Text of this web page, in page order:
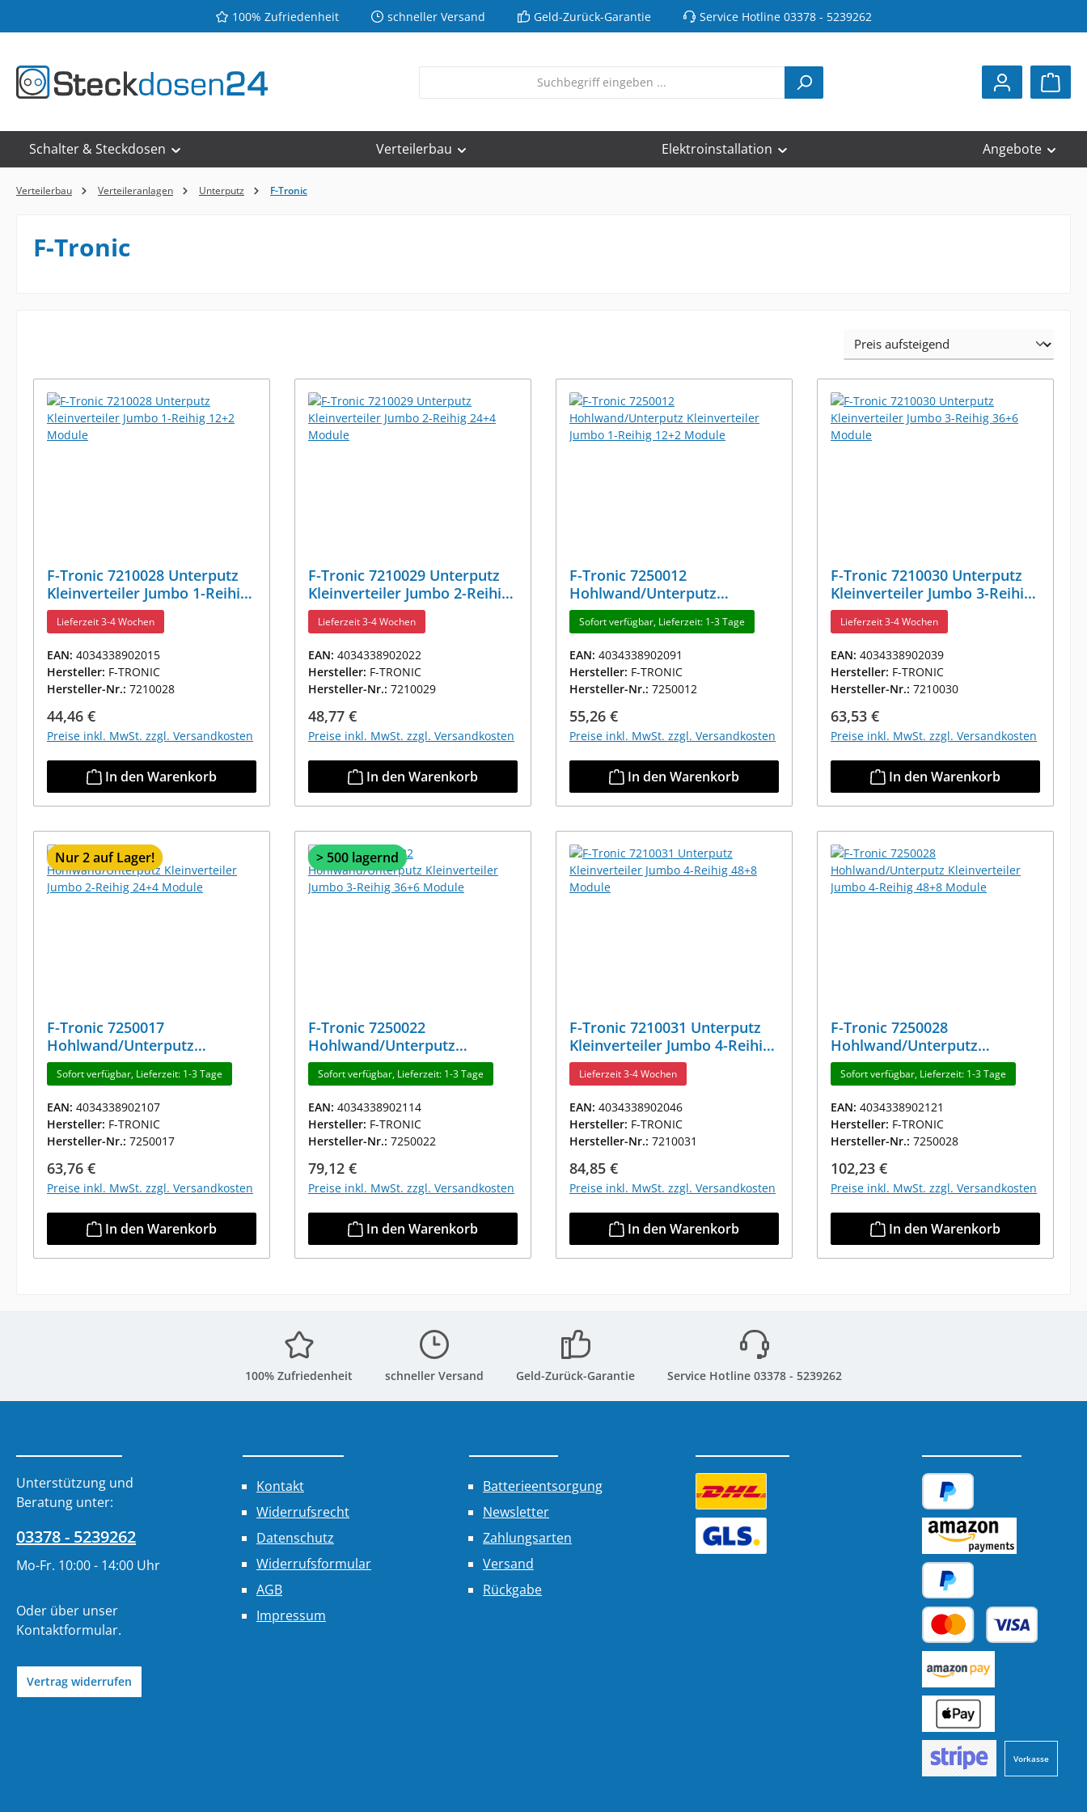
100% Zufriedenheit schneller Versand Geld-Zurück-Garantie Service Hotline 03378 - 5239262
Schalter & Steckdosen Verteilerbau Elektroinstallation Angebote
Verteilerbau Verteileranlagen Unterputz F-Tronic
F-Tronic
F-Tronic 7210028 Unterputz
Kleinverteiler Jumbo 1-Reihig
12+2 Module
Lieferzeit 3-4 Wochen
EAN: 4034338902015
Hersteller: F-TRONIC
Hersteller-Nr.: 7210028
Regulärer Preis:
44,46 €
Preise inkl. MwSt. zzgl. Versandkosten
In den Warenkorb
F-Tronic 7210029 Unterputz
Kleinverteiler Jumbo 2-Reihig
24+4 Module
Lieferzeit 3-4 Wochen
EAN: 4034338902022
Hersteller: F-TRONIC
Hersteller-Nr.: 7210029
Regulärer Preis:
48,77 €
Preise inkl. MwSt. zzgl. Versandkosten
In den Warenkorb
F-Tronic 7250012
Hohlwand/Unterputz
Kleinverteiler Jumbo 1-Reihig
12+2 Module
Sofort verfügbar, Lieferzeit: 1-3 Tage
EAN: 4034338902091
Hersteller: F-TRONIC
Hersteller-Nr.: 7250012
Regulärer Preis:
55,26 €
Preise inkl. MwSt. zzgl. Versandkosten
In den Warenkorb
F-Tronic 7210030 Unterputz
Kleinverteiler Jumbo 3-Reihig
36+6 Module
Lieferzeit 3-4 Wochen
EAN: 4034338902039
Hersteller: F-TRONIC
Hersteller-Nr.: 7210030
Regulärer Preis:
63,53 €
Preise inkl. MwSt. zzgl. Versandkosten
In den Warenkorb
Nur 2 auf Lager!
F-Tronic 7250017
Hohlwand/Unterputz
Kleinverteiler Jumbo 2-Reihig
24+4 Module
Sofort verfügbar, Lieferzeit: 1-3 Tage
EAN: 4034338902107
Hersteller: F-TRONIC
Hersteller-Nr.: 7250017
Regulärer Preis:
63,76 €
Preise inkl. MwSt. zzgl. Versandkosten
In den Warenkorb
> 500 lagernd
F-Tronic 7250022
Hohlwand/Unterputz
Kleinverteiler Jumbo 3-Reihig
36+6 Module
Sofort verfügbar, Lieferzeit: 1-3 Tage
EAN: 4034338902114
Hersteller: F-TRONIC
Hersteller-Nr.: 7250022
Regulärer Preis:
79,12 €
Preise inkl. MwSt. zzgl. Versandkosten
In den Warenkorb
F-Tronic 7210031 Unterputz
Kleinverteiler Jumbo 4-Reihig
48+8 Module
Lieferzeit 3-4 Wochen
EAN: 4034338902046
Hersteller: F-TRONIC
Hersteller-Nr.: 7210031
Regulärer Preis:
84,85 €
Preise inkl. MwSt. zzgl. Versandkosten
In den Warenkorb
F-Tronic 7250028
Hohlwand/Unterputz
Kleinverteiler Jumbo 4-Reihig
48+8 Module
Sofort verfügbar, Lieferzeit: 1-3 Tage
EAN: 4034338902121
Hersteller: F-TRONIC
Hersteller-Nr.: 7250028
Regulärer Preis:
102,23 €
Preise inkl. MwSt. zzgl. Versandkosten
In den Warenkorb
100% Zufriedenheit schneller Versand Geld-Zurück-Garantie Service Hotline 03378 - 5239262
Unterstützung und
Beratung unter:
03378 - 5239262
Mo-Fr. 10:00 - 14:00 Uhr
Oder über unser
Kontaktformular.
Vertrag widerrufen
Kontakt
Widerrufsrecht
Datenschutz
Widerrufsformular
AGB
Impressum
Batterieentsorgung
Newsletter
Zahlungsarten
Versand
Rückgabe
Benutzerdefiniertes Bild 1 PayPal
Amazon Pay
Später Bezahlen
Kredit- oder Debitkarte
Vorkasse
Benutzerdefiniertes Bild 1
Benutzerdefiniertes Bild 2